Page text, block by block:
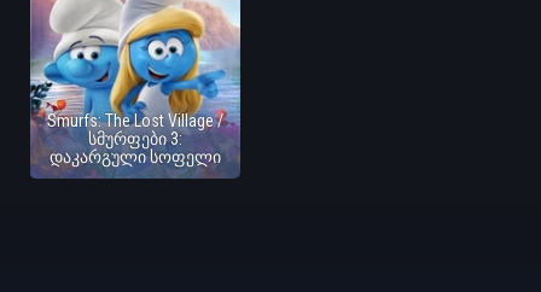
Smurfs: The Lost Village /
სმურფები 3:
დაკარგული სოფელი